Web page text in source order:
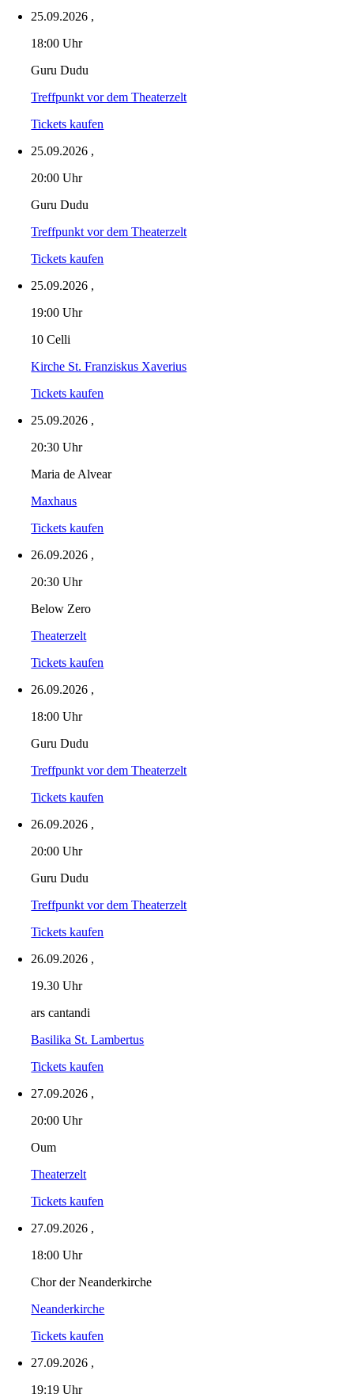
25.09.2026 ,
18:00 Uhr
Guru Dudu
Treffpunkt vor dem Theaterzelt
Tickets kaufen
25.09.2026 ,
20:00 Uhr
Guru Dudu
Treffpunkt vor dem Theaterzelt
Tickets kaufen
25.09.2026 ,
19:00 Uhr
10 Celli
Kirche St. Franziskus Xaverius
Tickets kaufen
25.09.2026 ,
20:30 Uhr
Maria de Alvear
Maxhaus
Tickets kaufen
26.09.2026 ,
20:30 Uhr
Below Zero
Theaterzelt
Tickets kaufen
26.09.2026 ,
18:00 Uhr
Guru Dudu
Treffpunkt vor dem Theaterzelt
Tickets kaufen
26.09.2026 ,
20:00 Uhr
Guru Dudu
Treffpunkt vor dem Theaterzelt
Tickets kaufen
26.09.2026 ,
19.30 Uhr
ars cantandi
Basilika St. Lambertus
Tickets kaufen
27.09.2026 ,
20:00 Uhr
Oum
Theaterzelt
Tickets kaufen
27.09.2026 ,
18:00 Uhr
Chor der Neanderkirche
Neanderkirche
Tickets kaufen
27.09.2026 ,
19:19 Uhr